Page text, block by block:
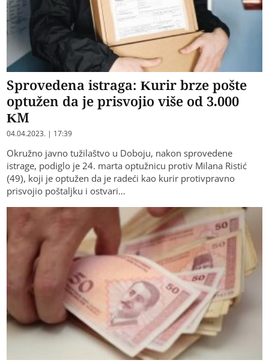
Sprovedena istraga: Kurir brze pošte
optužen da je prisvojio više od 3.000
KM
04.04.2023. | 17:39
Okružno javno tužilaštvo u Doboju, nakon sprovedene
istrage, podiglo je 24. marta optužnicu protiv Milana Ristić
(49), koji je optužen da je radeći kao kurir protivpravno
prisvojio poštaljku i ostvari…